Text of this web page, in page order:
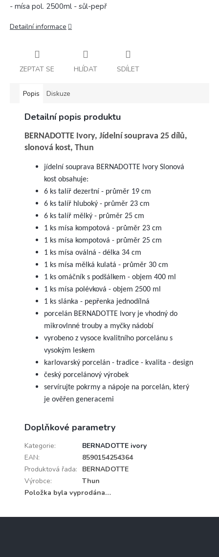
- mísa pol. 2500ml - sůl-pepř
Detailní informace
ZEPTAT SE HLÍDAT SDÍLET
Popis Diskuze
Detailní popis produktu
BERNADOTTE Ivory, Jídelní souprava 25 dílů,
slonová kost, Thun
jídelní souprava BERNADOTTE Ivory Slonová
kost obsahuje:
6 ks talíř dezertní - průměr 19 cm
6 ks talíř hluboký - průměr 23 cm
6 ks talíř mělký - průměr 25 cm
1 ks mísa kompotová - průměr 23 cm
1 ks mísa kompotová - průměr 25 cm
1 ks mísa oválná - délka 34 cm
1 ks mísa mělká kulatá - průměr 30 cm
1 ks omáčník s podšálkem - objem 400 ml
1 ks mísa polévková - objem 2500 ml
1 ks slánka - pepřenka jednodílná
porcelán BERNADOTTE Ivory je vhodný do
mikrovlnné trouby a myčky nádobí
vyrobeno z vysoce kvalitního porcelánu s
vysokým leskem
karlovarský porcelán - tradice - kvalita - design
český porcelánový výrobek
servírujte pokrmy a nápoje na porcelán, který
je ověřen generacemi
Doplňkové parametry
Kategorie:
BERNADOTTE ivory
EAN:
8590154254364
Produktová řada:
BERNADOTTE
Výrobce:
Thun
Položka byla vyprodána…